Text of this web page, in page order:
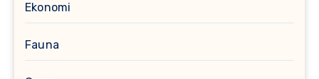
Ekonomi
Fauna